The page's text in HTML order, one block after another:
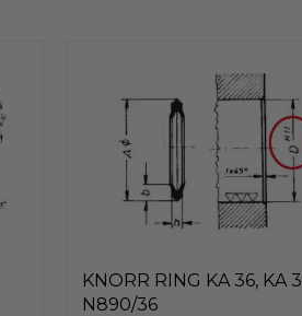
KNORR RING KA 36, KA
N890/36